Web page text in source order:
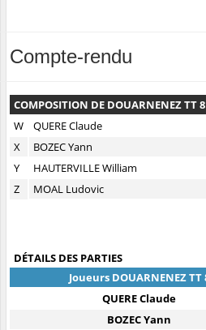
Compte-rendu
COMPOSITION DE DOUARNENEZ TT 8
W
QUERE Claude
X
BOZEC Yann
Y
HAUTERVILLE William
Z
MOAL Ludovic
DÉTAILS DES PARTIES
Joueurs DOUARNENEZ TT
QUERE Claude
BOZEC Yann